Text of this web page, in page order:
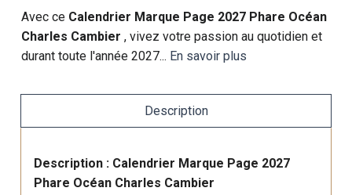
Avec ce Calendrier Marque Page 2027 Phare Océan
Charles Cambier, vivez votre passion au quotidien et
durant toute l'année 2027... En savoir plus
Description
Description : Calendrier Marque Page 2027
Phare Océan Charles Cambier